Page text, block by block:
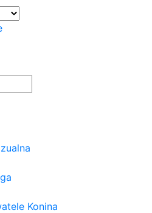
Konina